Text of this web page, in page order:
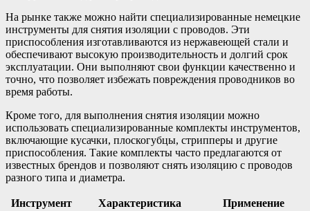
На рынке также можно найти специализированные немецкие
инструменты для снятия изоляции с проводов. Эти
приспособления изготавливаются из нержавеющей стали и
обеспечивают высокую производительность и долгий срок
эксплуатации. Они выполняют свои функции качественно и
точно, что позволяет избежать повреждения проводников во
время работы.
Кроме того, для выполнения снятия изоляции можно
использовать специализированные комплекты инструментов,
включающие кусачки, плоскогубцы, стрипперы и другие
приспособления. Такие комплекты часто предлагаются от
известных брендов и позволяют снять изоляцию с проводов
разного типа и диаметра.
Инструмент Характеристика Применение